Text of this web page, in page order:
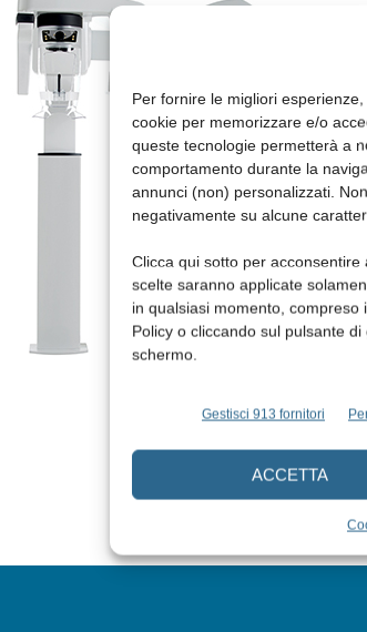
Per fornire le migliori
cookie per memorizzare e/o
queste tecnologie permetterà a
comportamento durante la
annunci (non) personalizzati.
negativamente su alcune
Clicca qui sotto per
scelte saranno applicate
in qualsiasi momento, compreso
Policy o cliccando sul pulsante
schermo.
Gestisci 913 fornitori
ACCETTA